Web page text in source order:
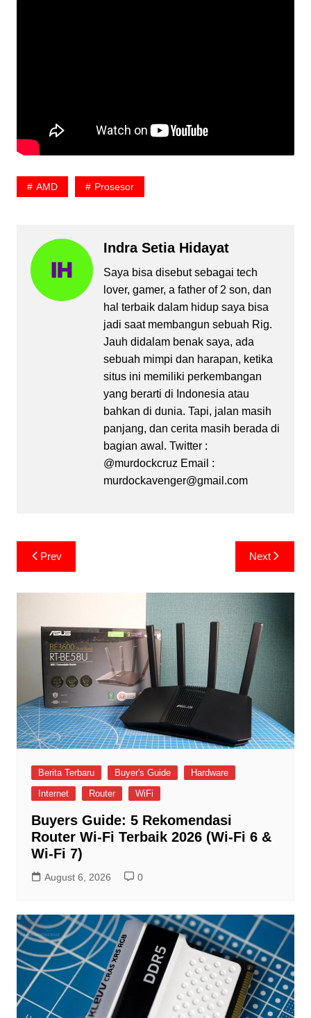
AMD Prosesor
Indra Setia Hidayat
Saya bisa disebut sebagai tech
lover, gamer, a father of 2 son, dan
hal terbaik dalam hidup saya bisa
jadi saat membangun sebuah Rig.
Jauh didalam benak saya, ada
sebuah mimpi dan harapan, ketika
situs ini memiliki perkembangan
yang berarti di Indonesia atau
bahkan di dunia. Tapi, jalan masih
panjang, dan cerita masih berada di
bagian awal. Twitter :
@murdockcruz Email :
murdockavenger@gmail.com
Post
navigation
Prev Next
Berita Terbaru Buyer's Guide
Hardware
Internet
Router WiFi
Buyers Guide: 5 Rekomendasi
Router Wi-Fi Terbaik 2026 (Wi-Fi 6 &
Wi-Fi 7)
August 6, 2026 0